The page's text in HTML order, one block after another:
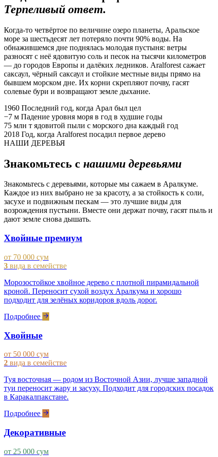
Терпеливый ответ.
Когда-то четвёртое по величине озеро планеты, Аральское
море за шестьдесят лет потеряло почти 90% воды. На
обнажившемся дне поднялась молодая пустыня: ветры
разносят с неё ядовитую соль и песок на тысячи километров
— до городов Европы и далёких ледников. Aralforest сажает
саксаул, чёрный саксаул и стойкие местные виды прямо на
бывшем морском дне. Их корни скрепляют почву, гасят
солевые бури и возвращают земле дыхание.
1960 Последний год, когда Арал был цел
−7 м Падение уровня моря в год в худшие годы
75 млн т ядовитой пыли с морского дна каждый год
2018 Год, когда Aralforest посадил первое дерево
НАШИ ДЕРЕВЬЯ
Знакомьтесь с нашими деревьями
Знакомьтесь с деревьями, которые мы сажаем в Аралкуме.
Каждое из них выбрано не за красоту, а за стойкость к соли,
засухе и подвижным пескам — это лучшие виды для
возрождения пустыни. Вместе они держат почву, гасят пыль и
дают земле снова дышать.
Хвойные премиум
от 70 000 сум
3 вида в семействе
Морозостойкое хвойное дерево с плотной пирамидальной
кроной. Переносит сухой воздух Аралкума и хорошо
подходит для зелёных коридоров вдоль дорог.
Подробнее
Хвойные
от 50 000 сум
2 вида в семействе
Туя восточная — родом из Восточной Азии, лучше западной
туи переносит жару и засуху. Подходит для городских посадок
в Каракалпакстане.
Подробнее
Декоративные
от 25 000 сум